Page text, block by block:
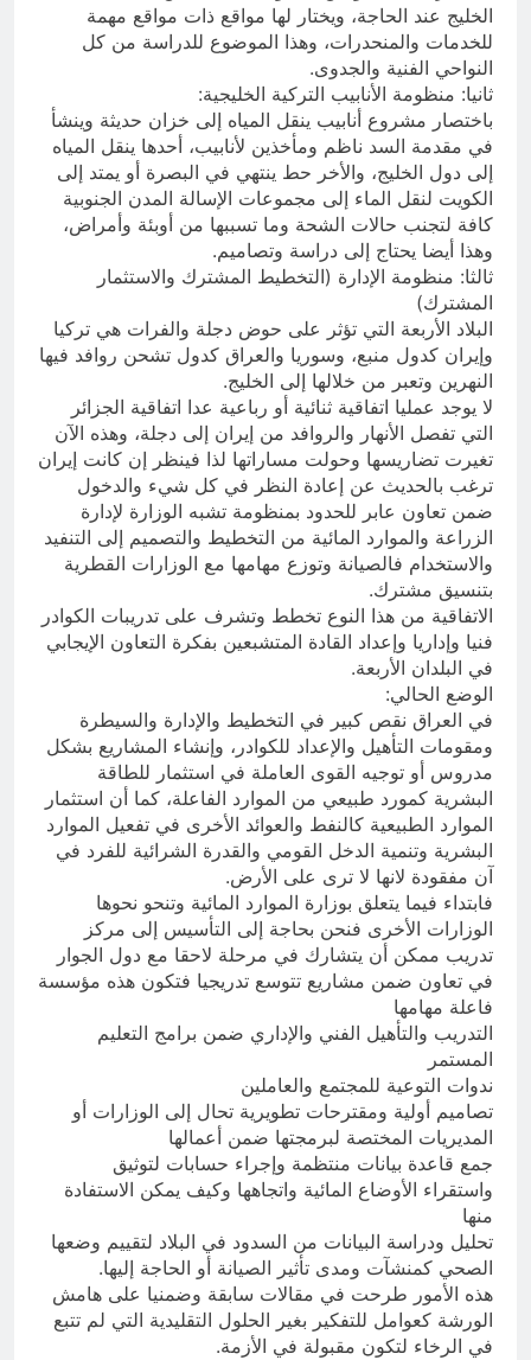
الخليج عند الحاجة، ويختار لها مواقع ذات مواقع مهمة
للخدمات والمنحدرات، وهذا الموضوع للدراسة من كل
النواحي الفنية والجدوى.
ثانيا: منظومة الأنابيب التركية الخليجية:
باختصار مشروع أنابيب ينقل المياه إلى خزان حديثة وينشأ
في مقدمة السد ناظم ومأخذين لأنابيب، أحدها ينقل المياه
إلى دول الخليج، والأخر حط ينتهي في البصرة أو يمتد إلى
الكويت لنقل الماء إلى مجموعات الإسالة المدن الجنوبية
كافة لتجنب حالات الشحة وما تسببها من أوبئة وأمراض،
وهذا أيضا يحتاج إلى دراسة وتصاميم.
ثالثا: منظومة الإدارة (التخطيط المشترك والاستثمار
المشترك)
البلاد الأربعة التي تؤثر على حوض دجلة والفرات هي تركيا
وإيران كدول منبع، وسوريا والعراق كدول تشحن روافد فيها
النهرين وتعبر من خلالها إلى الخليج.
لا يوجد عمليا اتفاقية ثنائية أو رباعية عدا اتفاقية الجزائر
التي تفصل الأنهار والروافد من إيران إلى دجلة، وهذه الآن
تغيرت تضاريسها وحولت مساراتها لذا فينظر إن كانت إيران
ترغب بالحديث عن إعادة النظر في كل شيء والدخول
ضمن تعاون عابر للحدود بمنظومة تشبه الوزارة لإدارة
الزراعة والموارد المائية من التخطيط والتصميم إلى التنفيد
والاستخدام فالصيانة وتوزع مهامها مع الوزارات القطرية
بتنسيق مشترك.
الاتفاقية من هذا النوع تخطط وتشرف على تدريبات الكوادر
فنيا وإداريا وإعداد القادة المتشبعين بفكرة التعاون الإيجابي
في البلدان الأربعة.
الوضع الحالي:
في العراق نقص كبير في التخطيط والإدارة والسيطرة
ومقومات التأهيل والإعداد للكوادر، وإنشاء المشاريع بشكل
مدروس أو توجيه القوى العاملة في استثمار للطاقة
البشرية كمورد طبيعي من الموارد الفاعلة، كما أن استثمار
الموارد الطبيعية كالنفط والعوائد الأخرى في تفعيل الموارد
البشرية وتنمية الدخل القومي والقدرة الشرائية للفرد في
آن مفقودة لانها لا ترى على الأرض.
فابتداء فيما يتعلق بوزارة الموارد المائية وتنحو نحوها
الوزارات الأخرى فنحن بحاجة إلى التأسيس إلى مركز
تدريب ممكن أن يتشارك في مرحلة لاحقا مع دول الجوار
في تعاون ضمن مشاريع تتوسع تدريجيا فتكون هذه مؤسسة
فاعلة مهامها
التدريب والتأهيل الفني والإداري ضمن برامج التعليم
المستمر
ندوات التوعية للمجتمع والعاملين
تصاميم أولية ومقترحات تطويرية تحال إلى الوزارات أو
المديريات المختصة لبرمجتها ضمن أعمالها
جمع قاعدة بيانات منتظمة وإجراء حسابات لتوثيق
واستقراء الأوضاع المائية واتجاهها وكيف يمكن الاستفادة
منها
تحليل ودراسة البيانات من السدود في البلاد لتقييم وضعها
الصحي كمنشآت ومدى تأثير الصيانة أو الحاجة إليها.
هذه الأمور طرحت في مقالات سابقة وضمنيا على هامش
الورشة كعوامل للتفكير بغير الحلول التقليدية التي لم تتبع
في الرخاء لتكون مقبولة في الأزمة.